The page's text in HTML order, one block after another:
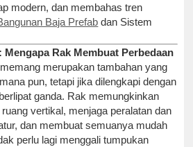
modern, dan membahas tren
Baja Prefab dan Sistem
Rak Membuat Perbedaan
merupakan tambahan yang
pun, tetapi jika dilengkapi dengan
ganda. Rak memungkinkan
vertikal, menjaga peralatan dan
dan membuat semuanya mudah
perlu lagi menggali tumpukan